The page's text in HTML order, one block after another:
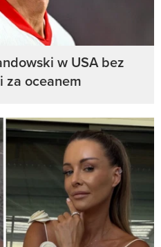
w USA bez
za oceanem